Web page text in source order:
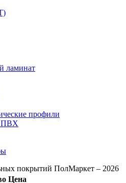
ламинат
профили
ПВХ
покрытий ПолМаркет – 2026
Цена